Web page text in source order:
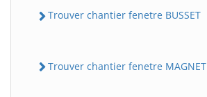
Trouver chantier fenetre BUSSET
Trouver chantier fenetre MAGNET